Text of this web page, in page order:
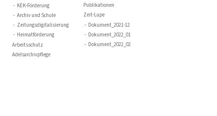
KEK-Förderung
Archiv und Schule
Zeitungsdigitalisierung
Heimatförderung
Arbeitsschutz
Adelsarchivpflege
Publikationen
Zeit-Lupe
Dokument_2021-12
Dokument_2022_01
Dokument_2022_02